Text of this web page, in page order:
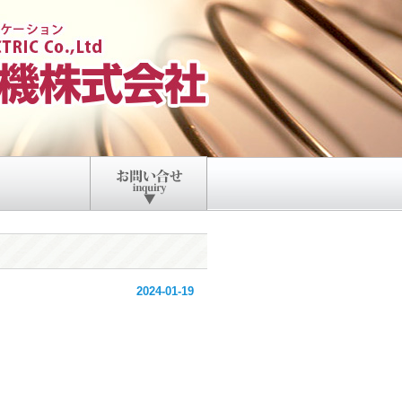
2024-01-19